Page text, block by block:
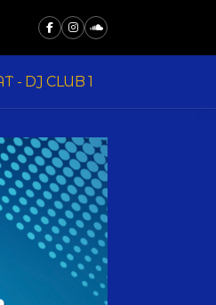
- DJ CLUB 1